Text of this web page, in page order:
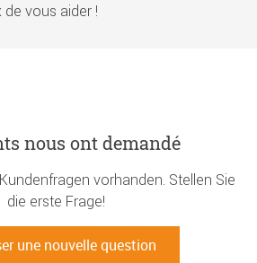
vous aider !
nous ont demandé
vorhanden. Stellen Sie
die erste Frage!
une nouvelle question